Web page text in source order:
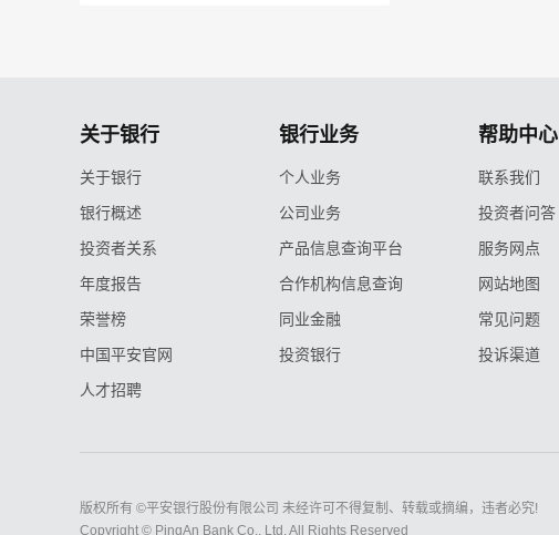
关于银行
关于银行
银行概述
投资者关系
年度报告
荣誉榜
中国平安官网
人才招聘
银行业务
个人业务
公司业务
产品信息查询平台
合作机构信息查询
同业金融
投资银行
帮助中心
联系我们
投资者问答
服务网点
网站地图
常见问题
投诉渠道
版权所有 ©平安银行股份有限公司 未经许可不得复制、转载或摘编，违者必究!
Copyright © PingAn Bank Co., Ltd. All Rights Reserved